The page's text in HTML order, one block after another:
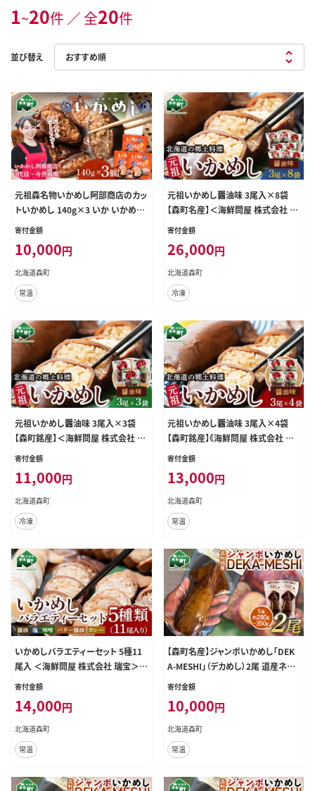
1~20件 ／ 全20件
並び替え
元祖森名物いかめし阿部商店のカッ
トいかめし 140g×3 いか いかめし
もち米 阿部商店 mr1-0899
寄付金額
10,000円
北海道森町
常温
元祖いかめし醤油味 3尾入×8袋
【森町名産】＜海鮮問屋 株式会社 瑞
宝＞ 森町 いかめし 醤油 イカ飯 い
税 北海道 mr1-0558
寄付金額
26,000円
北海道森町
冷凍
元祖いかめし醤油味 3尾入×3袋
【森町銘産】＜海鮮問屋 株式会社 瑞
宝＞ 森町 いかめし 醤油 イカ飯 い
税 北海道 mr1-0702
寄付金額
11,000円
北海道森町
冷凍
元祖いかめし醤油味 3尾入×4袋
【森町銘産】《海鮮問屋 株式会社 瑞
宝》 森町 いかめし 烏賊めし イカ飯
理 一人暮らし ふるさと納税 北海道
mr1-0560
寄付金額
13,000円
北海道森町
常温
いかめしバラエティーセット 5種11
尾入 ＜海鮮問屋 株式会社 瑞宝＞
森町 ふるさと納税 いかめし 烏賊め
か レトルト 簡単調理 一人暮らし ふ
るさと納税 北海道 mr1-0703
寄付金額
14,000円
北海道森町
常温
【森町名産】ジャンボいかめし「DEK
A-MESHI」（デカめし）2尾 道産ネッ
トミツハシ 森町 いかめし 烏賊めし
簡単調理 一人暮らし ふるさと納税
北海道 mr1-1411
寄付金額
10,000円
北海道森町
常温